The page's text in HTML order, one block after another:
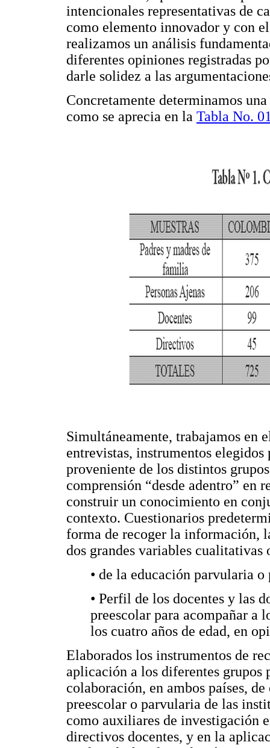
intencionales representativas de
como elemento innovador y con
realizamos un análisis
diferentes opiniones registradas
darle solidez a las
Concretamente determinamos
como se aprecia en la Tabla No.
Simultáneamente, trabajamos en
entrevistas, instrumentos
proveniente de los distintos
comprensión “desde adentro” en
construir un conocimiento en
contexto. Cuestionarios
forma de recoger la información,
dos grandes variables cualitativas
• de la educación parvularia
• Perfil de los docentes y las
preescolar para acompañar a
los cuatro años de edad, en
Elaborados los instrumentos de
aplicación a los diferentes grupos
colaboración, en ambos países,
preescolar o parvularia de las
como auxiliares de investigación
directivos docentes, y en la